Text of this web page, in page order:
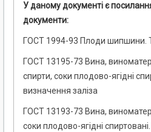
У даному документі є
документи:
ГОСТ 1994-93 Плоди шипшини.
ГОСТ 13195-73 Вина,
спирти, соки плодово-ягідні
визначення заліза
ГОСТ 13193-73 Вина,
соки плодово-ягідні